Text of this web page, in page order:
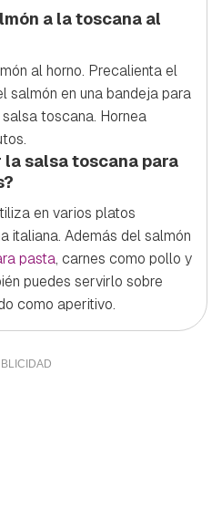
a la toscana al
al horno. Precalienta el
salmón en una bandeja para
toscana. Hornea
la salsa toscana para
en varios platos
italiana. Además del salmón
pasta, carnes como pollo y
puedes servirlo sobre
como aperitivo.